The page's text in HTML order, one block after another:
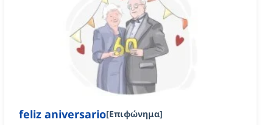
feliz aniversario[Επιφώνημα]